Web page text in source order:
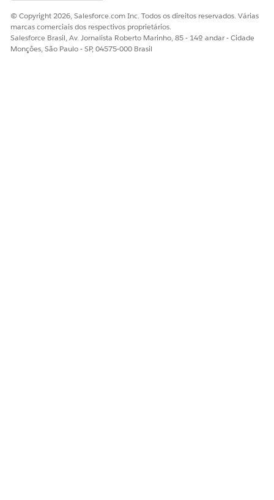
© Copyright 2026, Salesforce.com Inc. Todos os direitos reservados. Várias
marcas comerciais dos respectivos proprietários.
Salesforce Brasil, Av. Jornalista Roberto Marinho, 85 - 14º andar - Cidade
Monções, São Paulo - SP, 04575-000 Brasil